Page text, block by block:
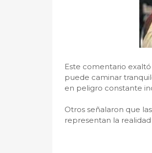
Este comentario
puede caminar
en peligro constante
Otros señalaron que
representan la